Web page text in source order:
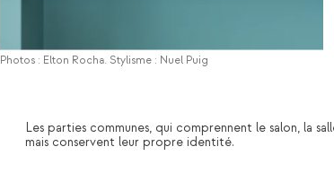
Photos : Elton Rocha. Stylisme : Nuel Puig
Les parties communes, qui comprennent le salon, la
mais conservent leur propre identité.